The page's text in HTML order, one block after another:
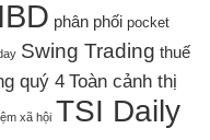
phân phối pocket
Swing Trading thuế
quý 4 Toàn cảnh thị
xã hội TSI Daily